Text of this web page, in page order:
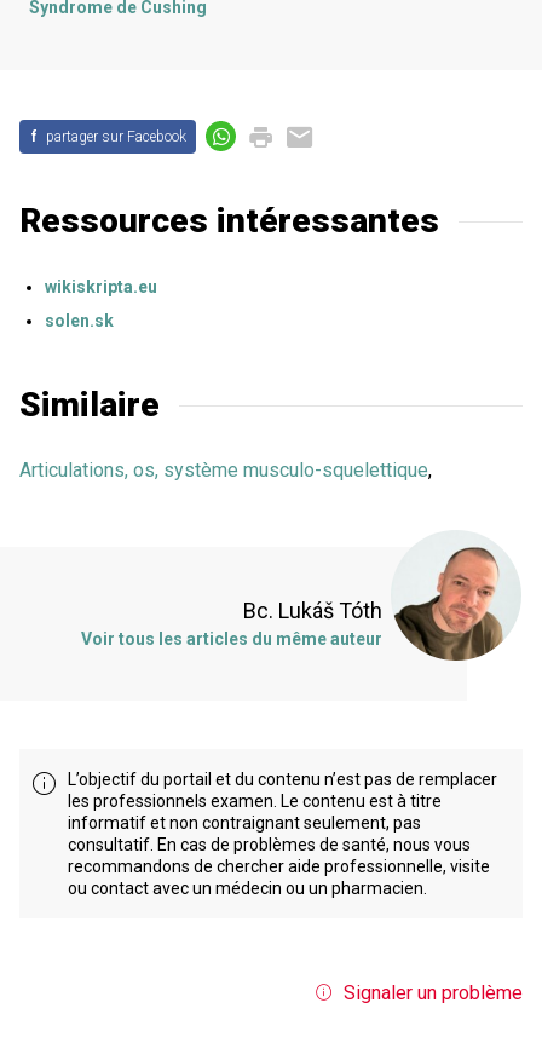
Syndrome de Cushing
f partager sur Facebook
Ressources intéressantes
wikiskripta.eu
solen.sk
Similaire
Articulations, os, système musculo-squelettique,
Bc. Lukáš Tóth
Voir tous les articles du même auteur
L’objectif du portail et du contenu n’est pas de remplacer
les professionnels examen. Le contenu est à titre
informatif et non contraignant seulement, pas
consultatif. En cas de problèmes de santé, nous vous
recommandons de chercher aide professionnelle, visite
ou contact avec un médecin ou un pharmacien.
Signaler un problème